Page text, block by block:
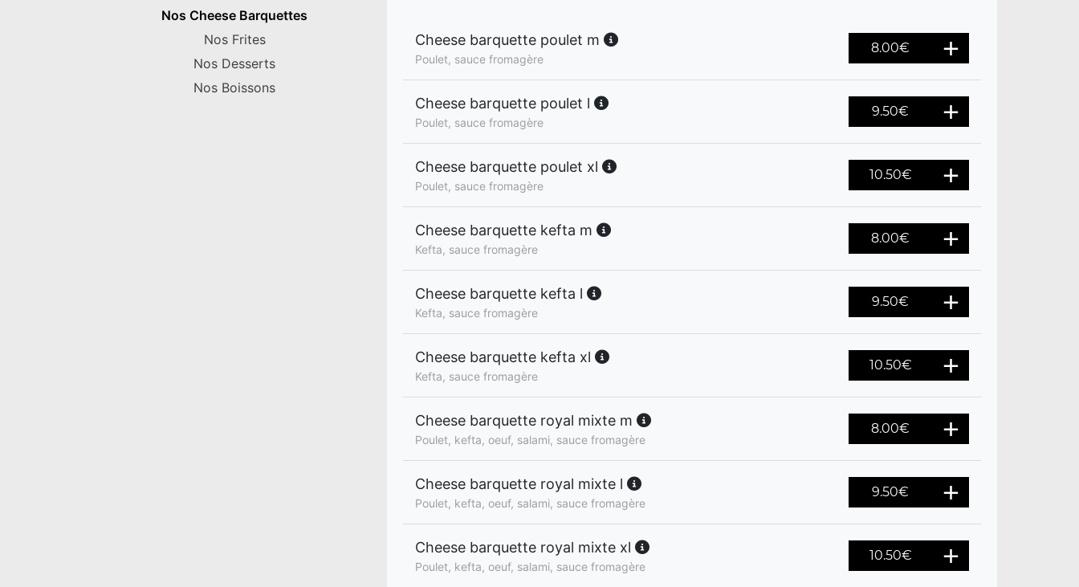
Nos Cheese Barquettes
Nos Frites
Nos Desserts
Nos Boissons
Cheese barquette poulet m
Poulet, sauce fromagère
8.00€
Cheese barquette poulet l
Poulet, sauce fromagère
9.50€
Cheese barquette poulet xl
Poulet, sauce fromagère
10.50€
Cheese barquette kefta m
Kefta, sauce fromagère
8.00€
Cheese barquette kefta l
Kefta, sauce fromagère
9.50€
Cheese barquette kefta xl
Kefta, sauce fromagère
10.50€
Cheese barquette royal mixte m
Poulet, kefta, oeuf, salami, sauce fromagère
8.00€
Cheese barquette royal mixte l
Poulet, kefta, oeuf, salami, sauce fromagère
9.50€
Cheese barquette royal mixte xl
Poulet, kefta, oeuf, salami, sauce fromagère
10.50€